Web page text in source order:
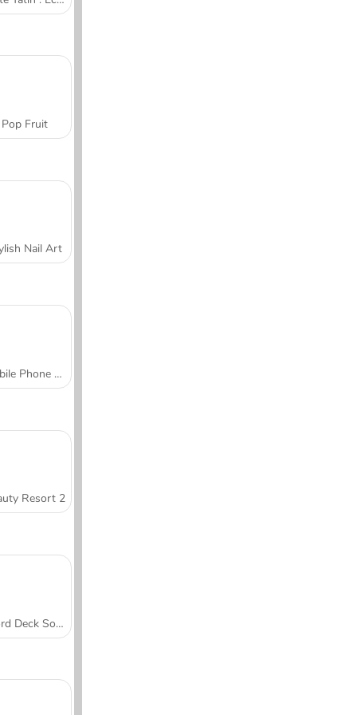
Pop Fruit
Nail Art
Mobile Phone Case Design & DIY
Resort 2
Word Deck Solitaire